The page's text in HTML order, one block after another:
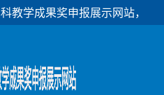
教学成果奖申报展示网站，